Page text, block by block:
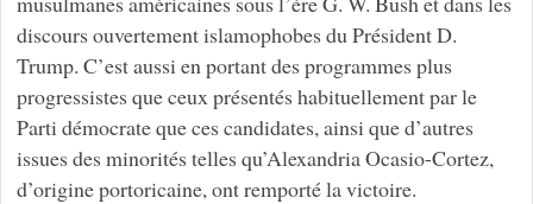
discours ouvertement islamophobes du Président D.
Trump. C’est aussi en portant des programmes plus
progressistes que ceux présentés habituellement par le
Parti démocrate que ces candidates, ainsi que d’autres
issues des minorités telles qu’Alexandria Ocasio-Cortez,
d’origine portoricaine, ont remporté la victoire.